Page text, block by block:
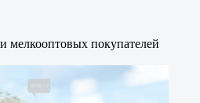
мелкооптовых покупателей